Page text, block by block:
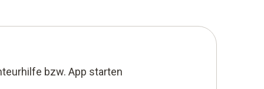
bzw. App starten